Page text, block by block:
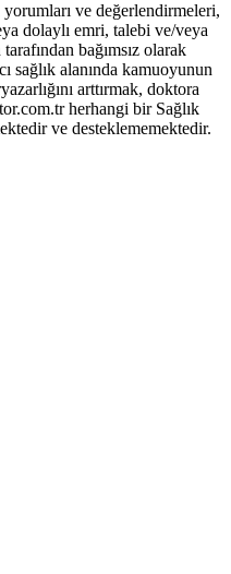
ve değerlendirmeleri,
dolaylı emri, talebi ve/veya
bağımsız olarak
sağlık alanında kamuoyunun
arttırmak, doktora
herhangi bir Sağlık
ve desteklememektedir.